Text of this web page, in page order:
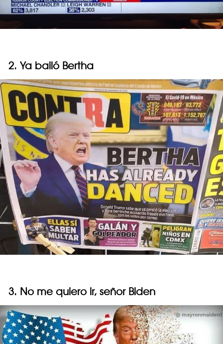
2. Ya bailó Bertha
3. No me quiero ir, señor Biden